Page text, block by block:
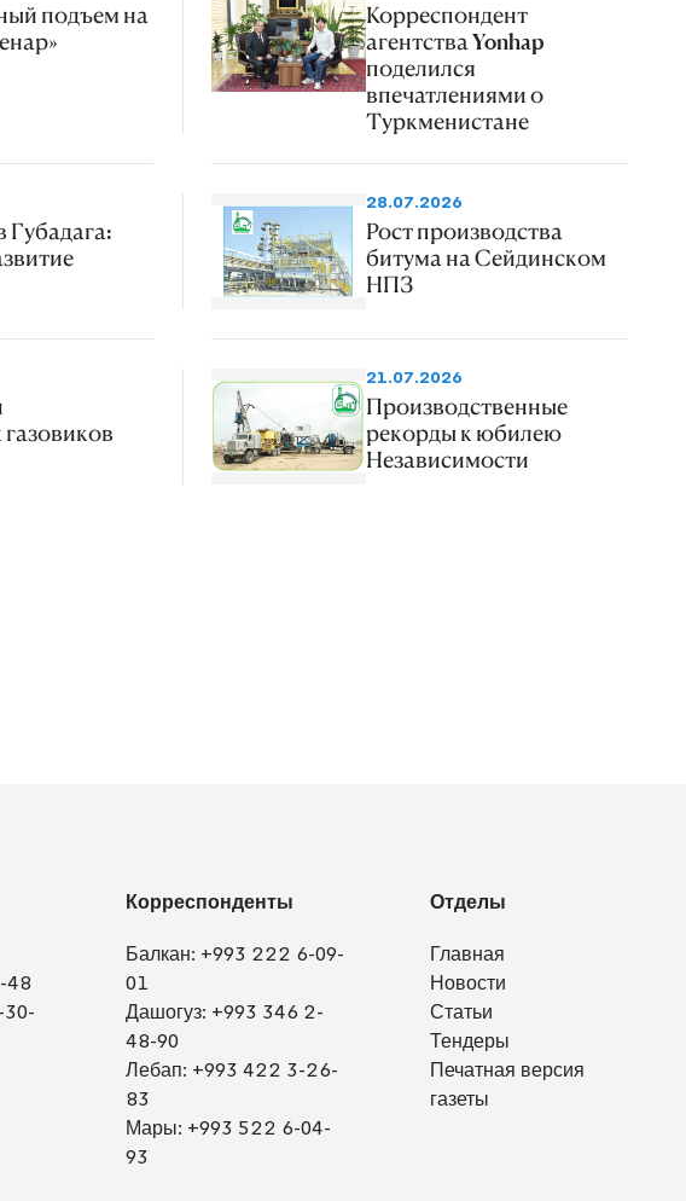
подъем на
Корреспондент
агентства Yonhap
поделился
впечатлениями о
Туркменистане
Губадага:
28.07.2026
Рост производства
битума на Сейдинском
НПЗ
21.07.2026
Производственные
рекорды к юбилею
Независимости
48
30-
Корреспонденты
Балкан: +993 222 6-09-
01
Дашогуз: +993 346 2-
48-90
Лебап: +993 422 3-26-
83
Мары: +993 522 6-04-
93
Отделы
Главная
Новости
Статьи
Тендеры
Печатная версия
газеты